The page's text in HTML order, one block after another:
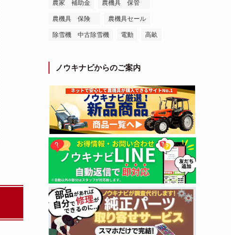
農家 補助金 農機具 保管
農機具 保険 農機具セール
除雪機 中古除雪機 電動 高畝
ノウキナビからのご案内